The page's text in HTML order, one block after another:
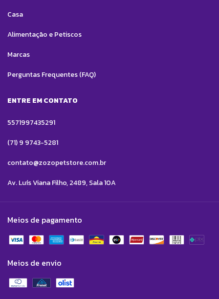
Casa
Alimentação e Petiscos
Marcas
Perguntas Frequentes (FAQ)
ENTRE EM CONTATO
5571997435291
(71) 9 9743-5281
contato@zozopetstore.com.br
Av. Luís Viana Filho, 2489, Sala 10A
Meios de pagamento
Meios de envio